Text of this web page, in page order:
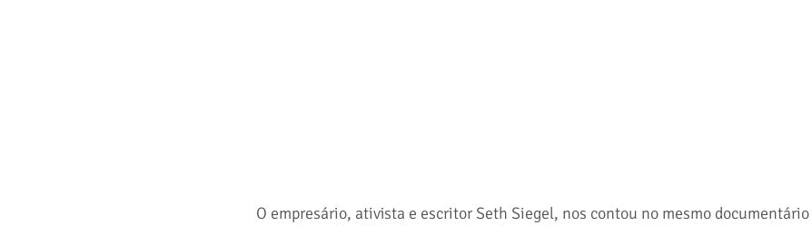
O empresário, ativista e escritor Seth Siegel, nos contou no mesmo